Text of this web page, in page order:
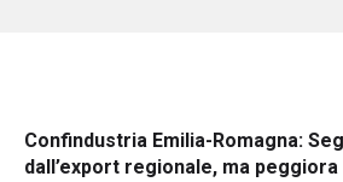
Confindustria Emilia-Romagna:
dall’export regionale, ma